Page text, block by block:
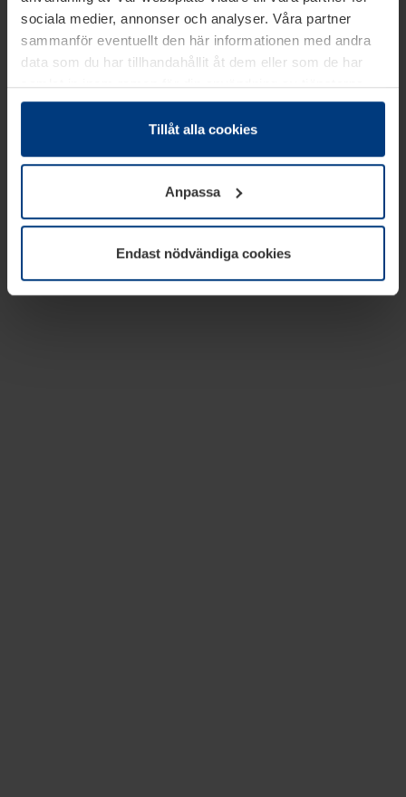
sociala medier, annonser och analyser. Våra partner
sammanför eventuellt den här informationen med andra
data som du har tillhandahållit åt dem eller som de har
samlat in inom ramen för din användning av tjänsterna.
Juridiskt kan vi lagra kakor på din enhet, om de är
absolut nödvändiga för driften av den här webbplatsen.
godkännande kan du när som helst ändra eller återkalla i
informationen om kakor underDataskyddsförklaring
vår webbplats.
Tillåt alla cookies
Anpassa
Endast nödvändiga cookies